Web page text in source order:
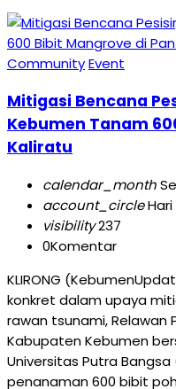
CommunityEvent
Mitigasi Bencana
Kebumen Tanam
Kaliratu
calendar_month
account_circleHari
visibility237
0Komentar
KLIRONG
konkret dalam upaya
rawan tsunami, Relawan
Kabupaten Kebumen
Universitas Putra
penanaman 600 bibit